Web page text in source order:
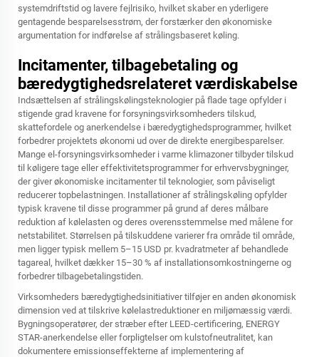
systemdriftstid og lavere fejlrisiko, hvilket skaber en yderligere
gentagende besparelsesstrøm, der forstærker den økonomiske
argumentation for indførelse af strålingsbaseret køling.
Incitamenter, tilbagebetaling og
bæredygtighedsrelateret værdiskabelse
Indsættelsen af strålingskølingsteknologier på flade tage opfylder i
stigende grad kravene for forsyningsvirksomheders tilskud,
skattefordele og anerkendelse i bæredygtighedsprogrammer, hvilket
forbedrer projektets økonomi ud over de direkte energibesparelser.
Mange el-forsyningsvirksomheder i varme klimazoner tilbyder tilskud
til køligere tage eller effektivitetsprogrammer for erhvervsbygninger,
der giver økonomiske incitamenter til teknologier, som påviseligt
reducerer topbelastningen. Installationer af strålingskøling opfylder
typisk kravene til disse programmer på grund af deres målbare
reduktion af kølelasten og deres overensstemmelse med målene for
netstabilitet. Størrelsen på tilskuddene varierer fra område til område,
men ligger typisk mellem 5–15 USD pr. kvadratmeter af behandlede
tagareal, hvilket dækker 15–30 % af installationsomkostningerne og
forbedrer tilbagebetalingstiden.
Virksomheders bæredygtighedsinitiativer tilføjer en anden økonomisk
dimension ved at tilskrive kølelastreduktioner en miljømæssig værdi.
Bygningsoperatører, der stræber efter LEED-certificering, ENERGY
STAR-anerkendelse eller forpligtelser om kulstofneutralitet, kan
dokumentere emissionseffekterne af implementering af